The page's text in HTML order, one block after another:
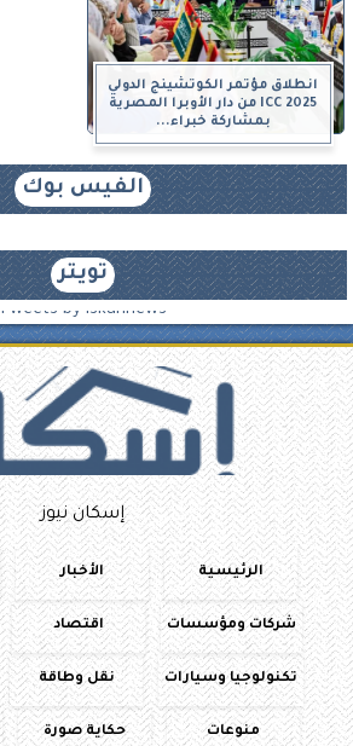
انطلاق مؤتمر الكوتشينج الدولي
ICC 2025 من دار الأوبرا المصرية
بمشاركة خبراء...
الفيس بوك
تويتر
Tweets by iskannews
إسكان نيوز
الرئيسية الأخبار
شركات ومؤسسات اقتصاد
تكنولوجيا وسيارات نقل وطاقة
منوعات حكاية صورة